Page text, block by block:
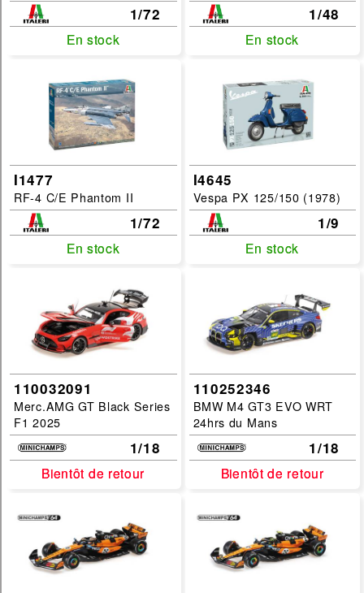
1/72
En stock
En stock
1/48
En stock
En stock
I1477
RF-4 C/E Phantom II
1/72
En stock
En stock
I4645
Vespa PX 125/150 (1978)
1/9
En stock
En stock
110032091
Merc.AMG GT Black Series
F1 2025
1/18
Bientôt de retour
Bientôt de retour
110252346
BMW M4 GT3 EVO WRT
24hrs du Mans
1/18
Bientôt de retour
Bientôt de retour